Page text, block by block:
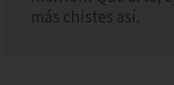
más chistes así.